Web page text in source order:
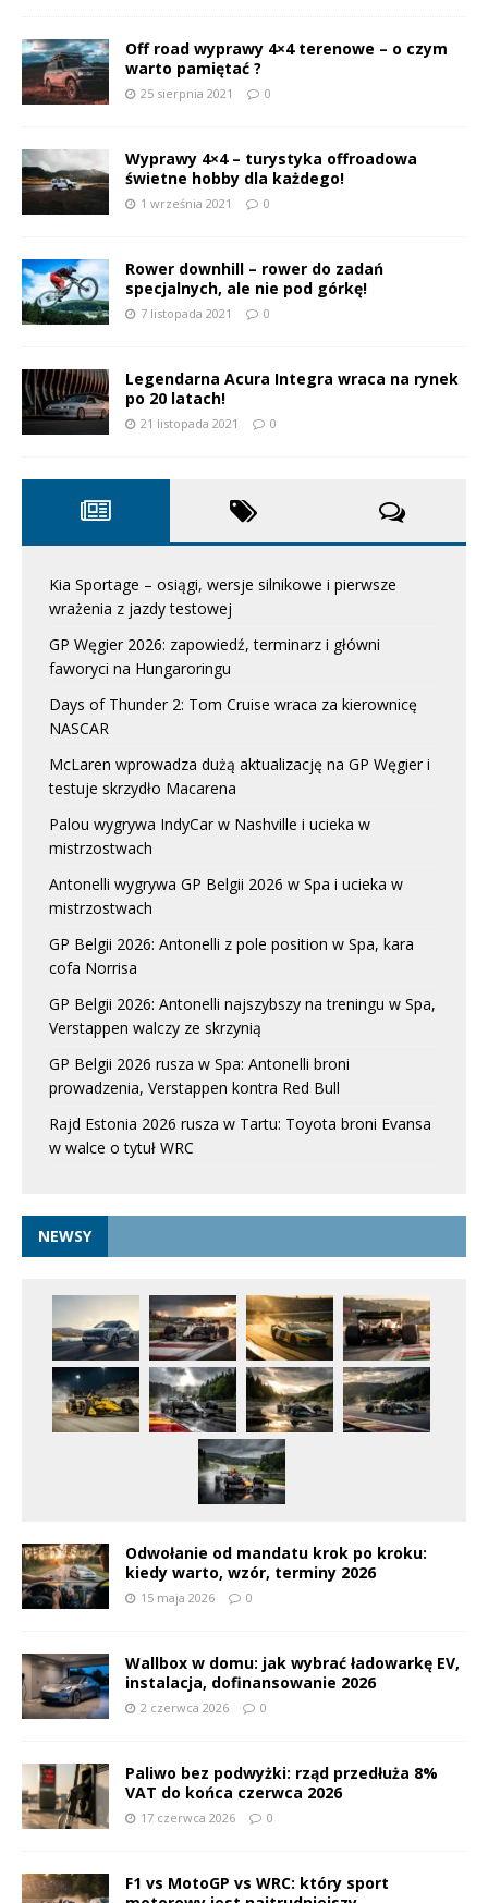
Off road wyprawy 4×4 terenowe – o czym
warto pamiętać ?
25 sierpnia 2021 0
Wyprawy 4×4 – turystyka offroadowa
świetne hobby dla każdego!
1 września 2021 0
Rower downhill – rower do zadań
specjalnych, ale nie pod górkę!
7 listopada 2021 0
Legendarna Acura Integra wraca na rynek
po 20 latach!
21 listopada 2021 0
Kia Sportage – osiągi, wersje silnikowe i pierwsze
wrażenia z jazdy testowej
GP Węgier 2026: zapowiedź, terminarz i główni
faworyci na Hungaroringu
Days of Thunder 2: Tom Cruise wraca za kierownicę
NASCAR
McLaren wprowadza dużą aktualizację na GP Węgier i
testuje skrzydło Macarena
Palou wygrywa IndyCar w Nashville i ucieka w
mistrzostwach
Antonelli wygrywa GP Belgii 2026 w Spa i ucieka w
mistrzostwach
GP Belgii 2026: Antonelli z pole position w Spa, kara
cofa Norrisa
GP Belgii 2026: Antonelli najszybszy na treningu w Spa,
Verstappen walczy ze skrzynią
GP Belgii 2026 rusza w Spa: Antonelli broni
prowadzenia, Verstappen kontra Red Bull
Rajd Estonia 2026 rusza w Tartu: Toyota broni Evansa
w walce o tytuł WRC
NEWSY
Odwołanie od mandatu krok po kroku:
kiedy warto, wzór, terminy 2026
15 maja 2026 0
Wallbox w domu: jak wybrać ładowarkę EV,
instalacja, dofinansowanie 2026
2 czerwca 2026 0
Paliwo bez podwyżki: rząd przedłuża 8%
VAT do końca czerwca 2026
17 czerwca 2026 0
F1 vs MotoGP vs WRC: który sport